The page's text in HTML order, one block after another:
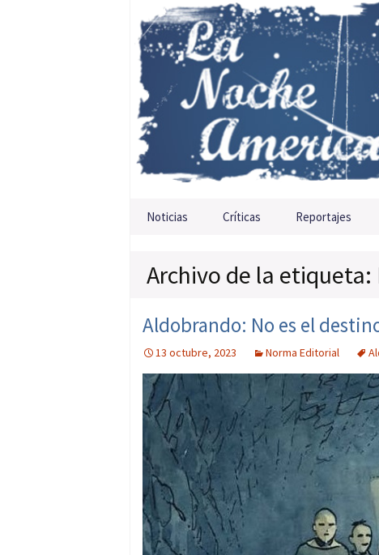
Saltar al contenido
Noticias Críticas Reportajes
Archivo de la
Aldobrando: No es el
13 octubre, 2023 Norma Editorial